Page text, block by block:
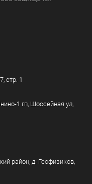
стр. 1
1 гп, Шоссейная ул,
район, д. Геофизиков,